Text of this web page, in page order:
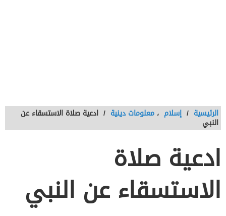
الرئيسية / إسلام ، معلومات دينية / ادعية صلاة الاستسقاء عن
النبي
ادعية صلاة
الاستسقاء عن النبي